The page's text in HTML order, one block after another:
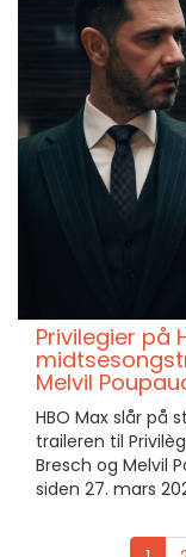
Privilegier på
Melvil
HBO Max slår
traileren til
Bresch og Melvil
siden 27. mars